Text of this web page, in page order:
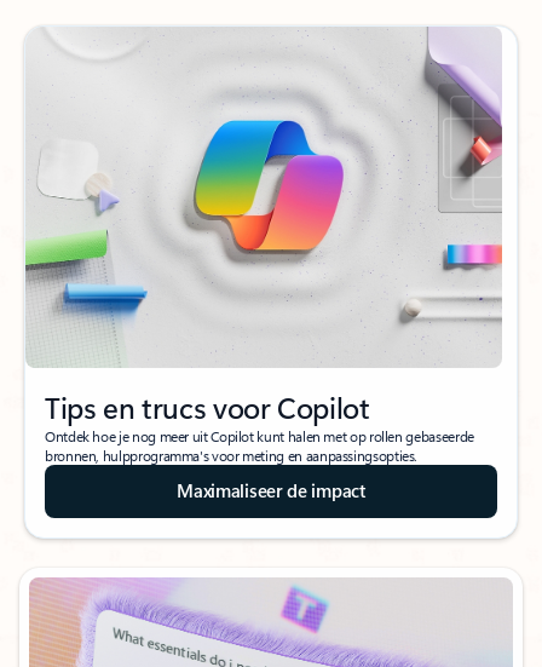
Tips en trucs voor Copilot
Ontdek hoe je nog meer uit Copilot kunt halen met op rollen gebaseerde
bronnen, hulpprogramma's voor meting en aanpassingsopties.
Maximaliseer de impact